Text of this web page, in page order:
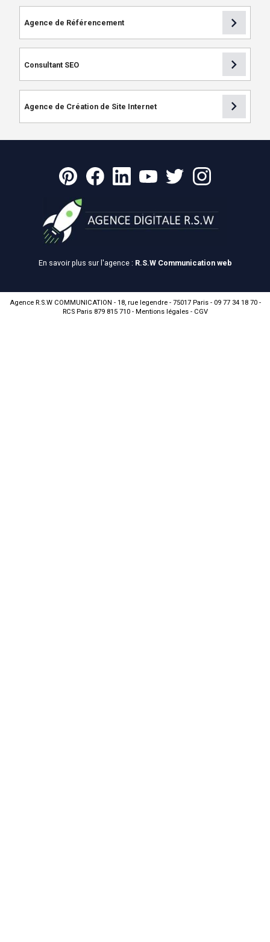
Agence de Référencement chevron_right
Consultant SEO chevron_right
Agence de Création de Site Internet chevron_right
En savoir plus sur l'agence : R.S.W Communication web
Agence R.S.W COMMUNICATION - 18, rue legendre - 75017 Paris - 09 77 34 18 70 -
RCS Paris 879 815 710 - Mentions légales- CGV